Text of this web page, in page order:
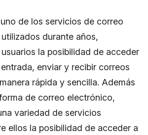
de los servicios de correo
durante años,
la posibilidad de acceder
enviar y recibir correos
rápida y sencilla. Además
de correo electrónico,
variedad de servicios
ellos la posibilidad de acceder a